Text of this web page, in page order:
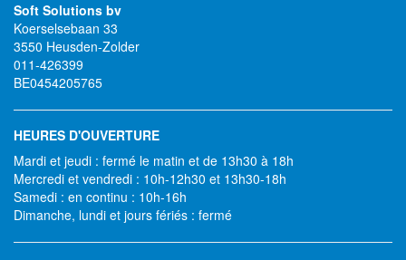
Soft Solutions bv
Koerselsebaan 33
3550 Heusden-Zolder
011-426399
BE0454205765
HEURES D'OUVERTURE
Mardi et jeudi : fermé le matin et de 13h30 à 18h
Mercredi et vendredi : 10h-12h30 et 13h30-18h
Samedi : en continu : 10h-16h
Dimanche, lundi et jours fériés : fermé